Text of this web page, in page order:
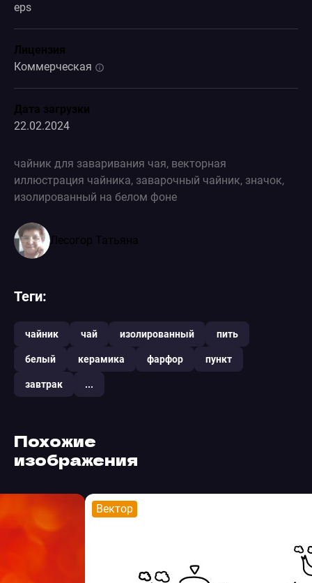
eps
Лицензия
Коммерческая
Дата загрузки
22.02.2024
чайник для заваривания чая, векторная
иллюстрация чайника, заварочный чайник, значок,
изолированный на белом фоне
Лесогор Татьяна
Теги:
чайник чай изолированный пить
белый керамика фарфор пункт
завтрак ...
Похожие
изображения
Вектор